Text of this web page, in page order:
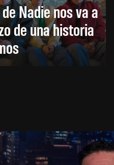
Nadie nos va a
de una historia